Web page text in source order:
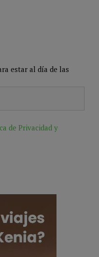
estar al día de las
de Privacidad y